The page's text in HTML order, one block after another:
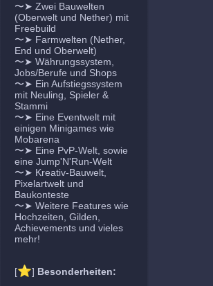
〜➤ Zwei Bauwelten
(Oberwelt und Nether) mit
Freebuild
〜➤ Farmwelten (Nether,
End und Oberwelt)
〜➤ Währungssystem,
Jobs/Berufe und Shops
〜➤ Ein Aufstiegssystem
mit Neuling, Spieler &
Stammi
〜➤ Eine Eventwelt mit
einigen Minigames wie
Mobarena
〜➤ Eine PvP-Welt, sowie
eine Jump'N'Run-Welt
〜➤ Kreativ-Bauwelt,
Pixelartwelt und
Baukonteste
〜➤ Weitere Features wie
Hochzeiten, Gilden,
Achievements und vieles
mehr!
[⭐] Besonderheiten: